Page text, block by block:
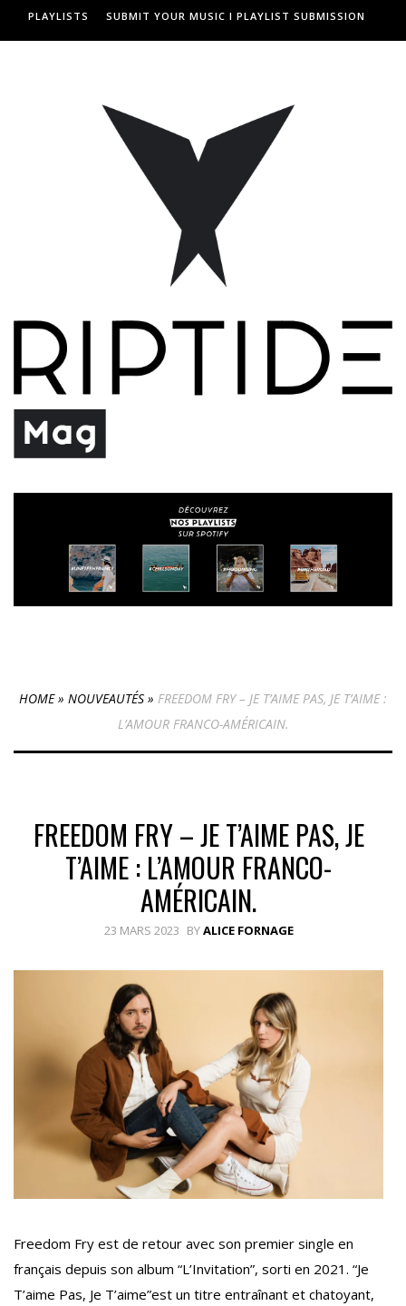
PLAYLISTS SUBMIT YOUR MUSIC I PLAYLIST SUBMISSION
HOME» NOUVEAUTÉS » FREEDOM FRY – JE T’AIME PAS, JE T’AIME :
L’AMOUR FRANCO-AMÉRICAIN.
FREEDOM FRY – JE T’AIME PAS, JE
T’AIME : L’AMOUR FRANCO-
AMÉRICAIN.
23 MARS 2023 BYALICE FORNAGE
Freedom Fry est de retour avec son premier single en
français depuis son album “L’Invitation”, sorti en 2021. “Je
T’aime Pas, Je T’aime”est un titre entraînant et chatoyant,